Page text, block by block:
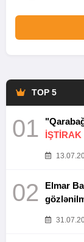
TOP 5
01
02
Elmar